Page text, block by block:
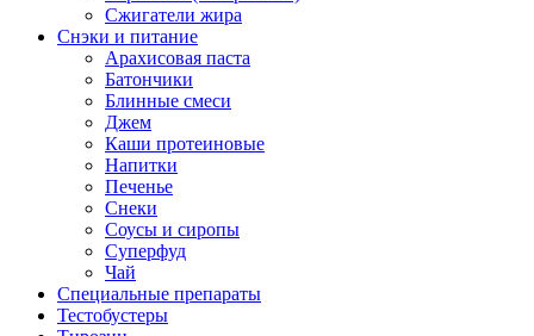
Сжигатели жира
Снэки и питание
Арахисовая паста
Батончики
Блинные смеси
Джем
Каши протеиновые
Напитки
Печенье
Снеки
Соусы и сиропы
Суперфуд
Чай
Специальные препараты
Тестобустеры